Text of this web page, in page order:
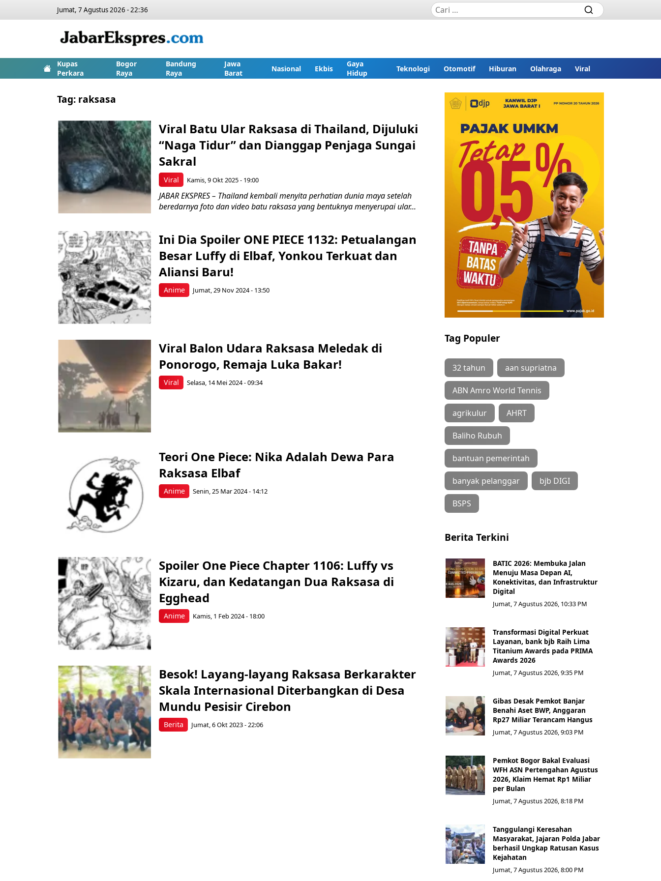
Jumat, 7 Agustus 2026 - 22:36
Kupas
Perkara
Bogor
Raya
Bandung
Raya
Jawa
Barat
Nasional Ekbis
Gaya
Hidup
Teknologi Otomotif Hiburan Olahraga Viral
Tag: raksasa
Viral
Viral Batu Ular Raksasa di Thailand, Dijuluki
“Naga Tidur” dan Dianggap Penjaga Sungai
Sakral
Kamis, 9 Okt 2025 - 19:00
JABAR EKSPRES – Thailand kembali menyita perhatian dunia maya setelah
beredarnya foto dan video batu raksasa yang bentuknya menyerupai ular...
Anime
Ini Dia Spoiler ONE PIECE 1132: Petualangan
Besar Luffy di Elbaf, Yonkou Terkuat dan
Aliansi Baru!
Jumat, 29 Nov 2024 - 13:50
Viral
Viral Balon Udara Raksasa Meledak di
Ponorogo, Remaja Luka Bakar!
Selasa, 14 Mei 2024 - 09:34
Anime
Teori One Piece: Nika Adalah Dewa Para
Raksasa Elbaf
Senin, 25 Mar 2024 - 14:12
Anime
Spoiler One Piece Chapter 1106: Luffy vs
Kizaru, dan Kedatangan Dua Raksasa di
Egghead
Kamis, 1 Feb 2024 - 18:00
Berita
Besok! Layang-layang Raksasa Berkarakter
Skala Internasional Diterbangkan di Desa
Mundu Pesisir Cirebon
Jumat, 6 Okt 2023 - 22:06
Tag Populer
32 tahun aan supriatna
ABN Amro World Tennis
agrikulur AHRT
Baliho Rubuh
bantuan pemerintah
banyak pelanggar bjb DIGI
BSPS
Berita Terkini
BATIC 2026: Membuka Jalan
Menuju Masa Depan AI,
Konektivitas, dan Infrastruktur
Digital
Jumat, 7 Agustus 2026, 10:33 PM
Transformasi Digital Perkuat
Layanan, bank bjb Raih Lima
Titanium Awards pada PRIMA
Awards 2026
Jumat, 7 Agustus 2026, 9:35 PM
Gibas Desak Pemkot Banjar
Benahi Aset BWP, Anggaran
Rp27 Miliar Terancam Hangus
Jumat, 7 Agustus 2026, 9:03 PM
Pemkot Bogor Bakal Evaluasi
WFH ASN Pertengahan Agustus
2026, Klaim Hemat Rp1 Miliar
per Bulan
Jumat, 7 Agustus 2026, 8:18 PM
Tanggulangi Keresahan
Masyarakat, Jajaran Polda Jabar
berhasil Ungkap Ratusan Kasus
Kejahatan
Jumat, 7 Agustus 2026, 8:00 PM